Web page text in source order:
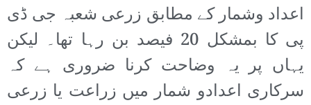
اعداد وشمار کے مطابق زرعی شعبہ جی ڈی
پی کا بمشکل 20 فیصد بن رہا تھا۔ لیکن
یہاں پر یہ وضاحت کرنا ضروری ہے کہ
سرکاری اعدادو شمار میں زراعت یا زرعی